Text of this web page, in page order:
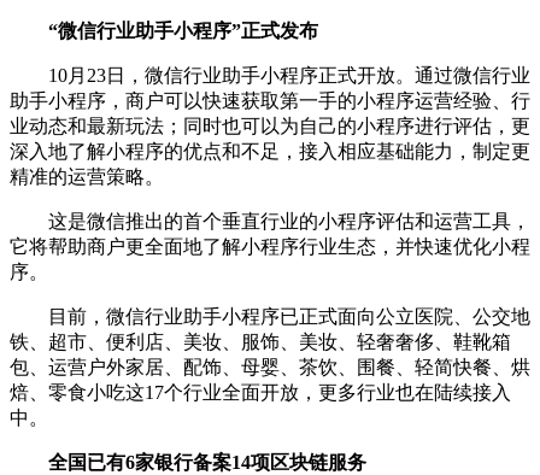
“微信行业助手小程序”正式发布
10月23日，微信行业助手小程序正式开放。通过微信行业
助手小程序，商户可以快速获取第一手的小程序运营经验、行
业动态和最新玩法；同时也可以为自己的小程序进行评估，更
深入地了解小程序的优点和不足，接入相应基础能力，制定更
精准的运营策略。
这是微信推出的首个垂直行业的小程序评估和运营工具，
它将帮助商户更全面地了解小程序行业生态，并快速优化小程
序。
目前，微信行业助手小程序已正式面向公立医院、公交地
铁、超市、便利店、美妆、服饰、美妆、轻奢奢侈、鞋靴箱
包、运营户外家居、配饰、母婴、茶饮、围餐、轻简快餐、烘
焙、零食小吃这17个行业全面开放，更多行业也在陆续接入
中。
全国已有6家银行备案14项区块链服务